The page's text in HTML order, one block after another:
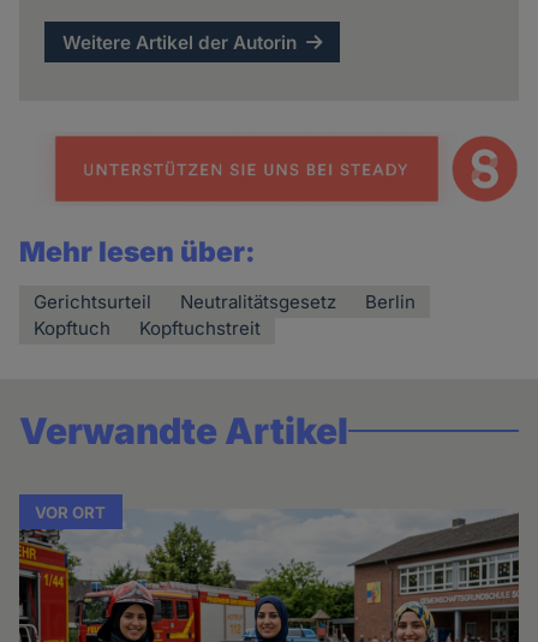
Weitere Artikel der Autorin
Mehr lesen über:
Gerichtsurteil Neutralitätsgesetz
Berlin
Kopftuch
Kopftuchstreit
Verwandte Artikel
VOR ORT